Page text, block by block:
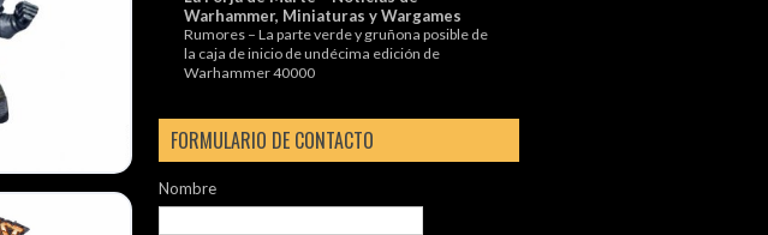
Warhammer, Miniaturas y Wargames
Rumores – La parte verde y gruñona posible de
la caja de inicio de undécima edición de
Warhammer 40000
FORMULARIO DE CONTACTO
Nombre